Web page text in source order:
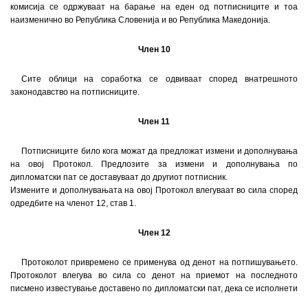
комисија се одржуваат на барање на еден од потписниците и тоа
наизменично во Република Словенија и во Република Македонија.
Член 10
Сите облици на соработка се одвиваат според внатрешното
законодавство на потписниците.
Член 11
Потписниците било кога можат да предложат измени и дополнувања
на овој Протокол. Предлозите за измени и дополнувања по
дипломатски пат се доставуваат до другиот потписник.
Измените и дополнувањата на овој Протокол влегуваат во сила според
одредбите на членот 12, став 1.
Член 12
Протоколот привремено се применува од денот на потпишувањето.
Протоколот влегува во сила со денот на приемот на последното
писмено известување доставено по дипломатски пат, дека се исполнети